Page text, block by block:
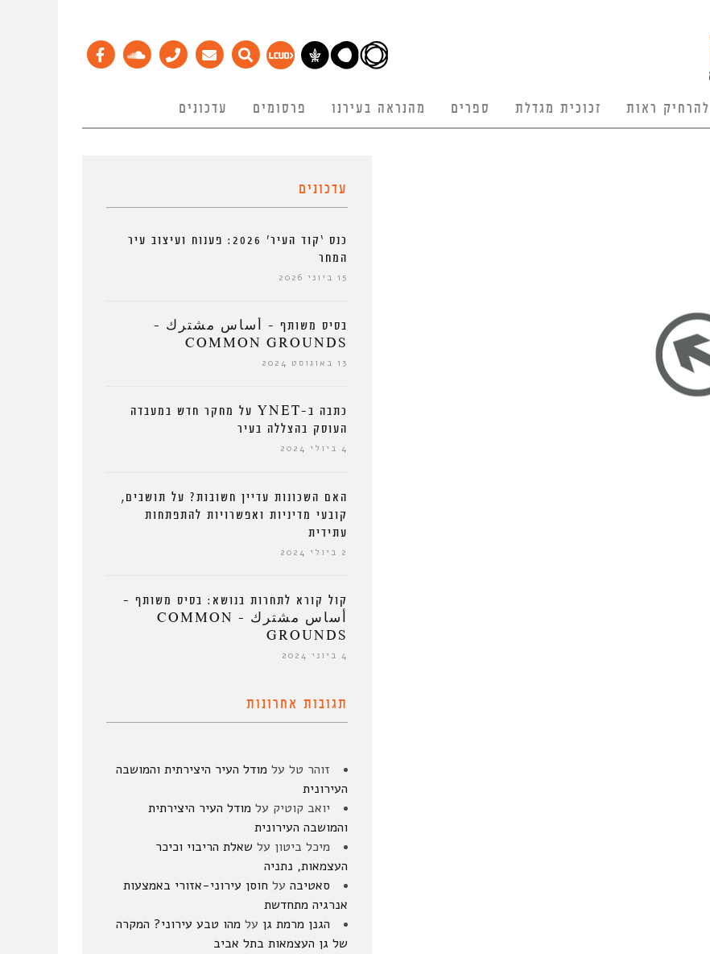
להרחיק ראות זכוכית מגדלת ספרים מהנראה בעירנו פרסומים עדכונים
עדכונים
כנס ‘קוד העיר’ 2026: פענוח ועיצוב עיר
המחר
15 ביוני 2026
בסיס משותף – أساس مشترك –
COMMON GROUNDS
13 באוגוסט 2024
כתבה ב-YNET על מחקר חדש במעבדה
העוסק בהצללה בעיר
4 ביולי 2024
האם השכונות עדיין חשובות? על תושבים,
קובעי מדיניות ואפשרויות להתפתחות
עתידית
2 ביולי 2024
קול קורא לתחרות בנושא: בסיס משותף –
أساس مشترك – COMMON
GROUNDS
4 ביוני 2024
תגובות אחרונות
זוהר טל על מודל העיר היצירתית והמושבה
העירונית
יואב קוטיק על מודל העיר היצירתית
והמושבה העירונית
מיכל ביטון על שאלת הריבוי וכיכר
העצמאות, נתניה
סאטיבה על חוסן עירוני-אזורי באמצעות
אנרגיה מתחדשת
הגנן מרמת גן על מהו טבע עירוני? המקרה
של גן העצמאות בתל אביב